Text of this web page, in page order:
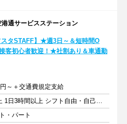
通サービスステーション
スタSTAFF】★週3日～＆短時間O
客初心者歓迎！★社割あり＆車通勤
～＋交通費規定支給
週3日以上 1日3時間以上 シフト自由・自己申告
・パート